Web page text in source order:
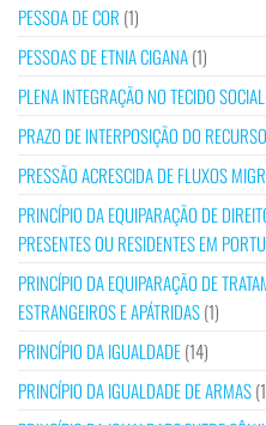
PESSOA DE COR (1)
PESSOAS DE ETNIA CIGANA(1)
PLENA INTEGRAÇÃO NO TECIDO SOCIAL
PRAZO DE INTERPOSIÇÃO DO RECURSO
PRESSÃO ACRESCIDA DE FLUXOS
PRINCÍPIO DA EQUIPARAÇÃO DE
PRESENTES OU RESIDENTES EM
PRINCÍPIO DA EQUIPARAÇÃO DE
ESTRANGEIROS E APÁTRIDAS(1)
PRINCÍPIO DA IGUALDADE(14)
PRINCÍPIO DA IGUALDADE DE ARMAS